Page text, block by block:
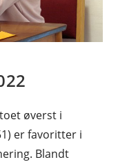
øverst i
er favoritter i
Blandt